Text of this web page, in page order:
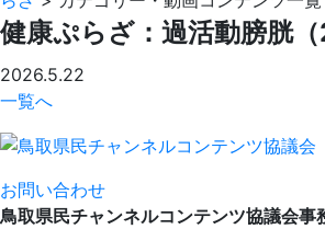
健康ぷらざ：過活動膀胱（
2026.5.22
一覧へ
お問い合わせ
鳥取県民チャンネルコンテンツ協議会事